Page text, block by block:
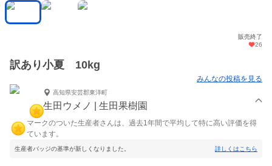
販売終了
26
訳あり小夏 10kg
みんなの投稿を見る
高知県安芸郡東洋町
生田ウメノ | 生田果樹園
マークのついた生産者さんは、過去1年間で平均して特に高い評価を得
ています。
生産者バッジの基準が新しくなりました。 詳しくはこちら